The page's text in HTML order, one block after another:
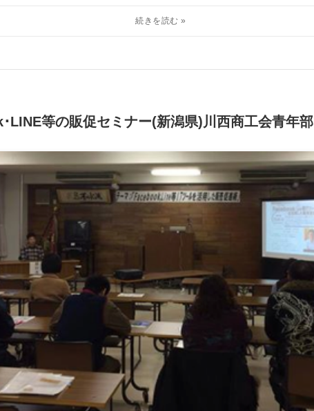
LINE等の販促セミナー(新潟県)川西商工会青年部